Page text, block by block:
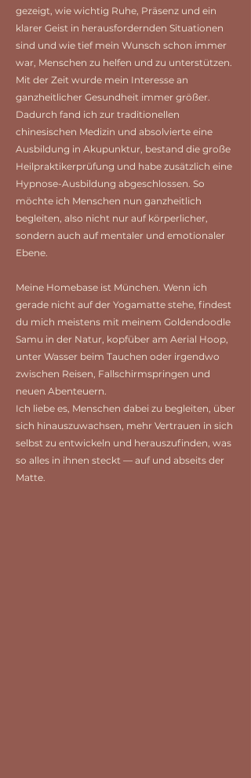
gezeigt, wie wichtig Ruhe, Präsenz und ein
klarer Geist in herausfordernden Situationen
sind und wie tief mein Wunsch schon immer
war, Menschen zu helfen und zu unterstützen.
Mit der Zeit wurde mein Interesse an
ganzheitlicher Gesundheit immer größer.
Dadurch fand ich zur traditionellen
chinesischen Medizin und absolvierte eine
Ausbildung in Akupunktur, bestand die große
Heilpraktikerprüfung und habe zusätzlich eine
Hypnose-Ausbildung abgeschlossen. So
möchte ich Menschen nun ganzheitlich
begleiten, also nicht nur auf körperlicher,
sondern auch auf mentaler und emotionaler
Ebene.
Meine Homebase ist München. Wenn ich
gerade nicht auf der Yogamatte stehe, findest
du mich meistens mit meinem Goldendoodle
Samu in der Natur, kopfüber am Aerial Hoop,
unter Wasser beim Tauchen oder irgendwo
zwischen Reisen, Fallschirmspringen und
neuen Abenteuern.
Ich liebe es, Menschen dabei zu begleiten, über
sich hinauszuwachsen, mehr Vertrauen in sich
selbst zu entwickeln und herauszufinden, was
so alles in ihnen steckt — auf und abseits der
Matte.